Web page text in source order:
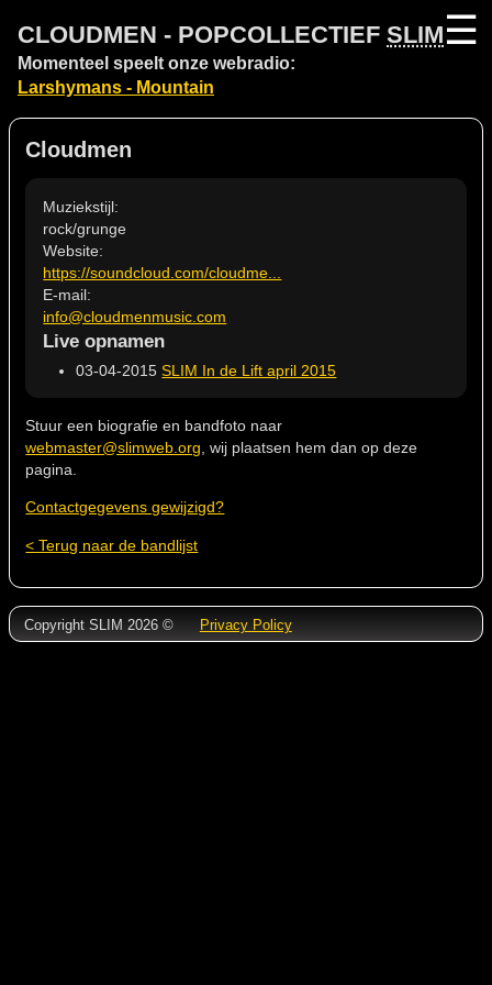
CLOUDMEN - POPCOLLECTIEF SLIM
Momenteel speelt onze webradio:
Larshymans - Mountain
☰
Cloudmen
Muziekstijl:
rock/grunge
Website:
https://soundcloud.com/cloudme...
E-mail:
info@cloudmenmusic.com
Live opnamen
03-04-2015SLIM In de Lift april 2015
Stuur een biografie en bandfoto naar
webmaster@slimweb.org , wij plaatsen hem dan op deze
pagina.
Contactgegevens gewijzigd?
< Terug naar de bandlijst
Copyright SLIM 2026 © Privacy Policy